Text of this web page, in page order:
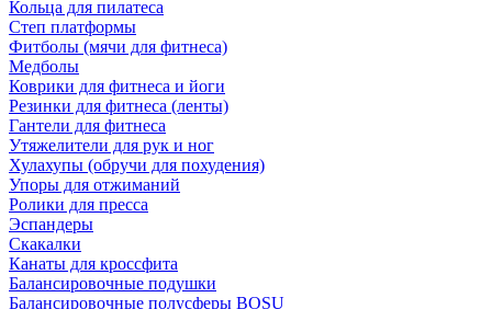
Кольца для пилатеса
Степ платформы
Фитболы (мячи для фитнеса)
Медболы
Коврики для фитнеса и йоги
Резинки для фитнеса (ленты)
Гантели для фитнеса
Утяжелители для рук и ног
Хулахупы (обручи для похудения)
Упоры для отжиманий
Ролики для пресса
Эспандеры
Скакалки
Канаты для кроссфита
Балансировочные подушки
Балансировочные полусферы BOSU